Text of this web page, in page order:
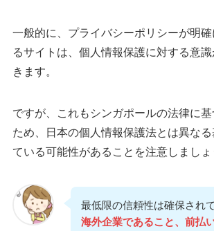
一般的に、プライバシーポリシーが明
るサイトは、個人情報保護に対する意
きます。
ですが、これもシンガポールの法律に
ため、日本の個人情報保護法とは異な
ている可能性があることを注意しましょ
最低限の信頼性は確保され
海外企業であること、前払